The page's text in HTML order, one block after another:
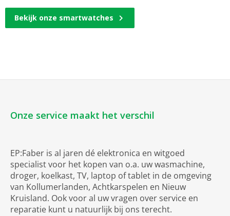
Bekijk onze smartwatches
Onze service maakt het verschil
EP:Faber is al jaren dé elektronica en witgoed
specialist voor het kopen van o.a. uw wasmachine,
droger, koelkast, TV, laptop of tablet in de omgeving
van Kollumerlanden, Achtkarspelen en Nieuw
Kruisland. Ook voor al uw vragen over service en
reparatie kunt u natuurlijk bij ons terecht.